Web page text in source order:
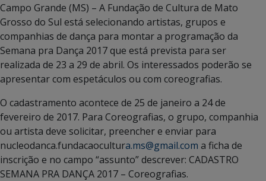
Campo Grande (MS) – A Fundação de Cultura de Mato
Grosso do Sul está selecionando artistas, grupos e
companhias de dança para montar a programação da
Semana pra Dança 2017 que está prevista para ser
realizada de 23 a 29 de abril. Os interessados poderão se
apresentar com espetáculos ou com coreografias.
O cadastramento acontece de 25 de janeiro a 24 de
fevereiro de 2017. Para Coreografias, o grupo, companhia
ou artista deve solicitar, preencher e enviar para
nucleodanca.fundacaocultura.ms@gmail.com a ficha de
inscrição e no campo “assunto” descrever: CADASTRO
SEMANA PRA DANÇA 2017 – Coreografias.